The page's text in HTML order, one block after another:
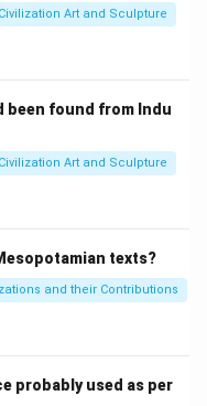
Art and Sculpture
been found from Indu
Art and Sculpture
texts?
and their Contributions
probably used as per